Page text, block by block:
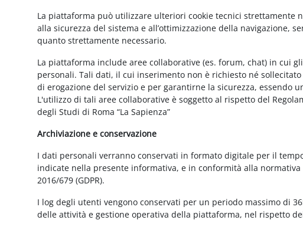
La piattaforma può utilizzare ulteriori cookie tecnici strettamente
alla sicurezza del sistema e all’ottimizzazione della navigazione,
quanto strettamente necessario.
La piattaforma include aree collaborative (es. forum, chat) in cui
personali. Tali dati, il cui inserimento non è richiesto né
di erogazione del servizio e per garantirne la sicurezza, essendo
L'utilizzo di tali aree collaborative è soggetto al rispetto del
degli Studi di Roma “La Sapienza”
Archiviazione e conservazione
I dati personali verranno conservati in formato digitale per il
indicate nella presente informativa, e in conformità alla
2016/679 (GDPR).
I log degli utenti vengono conservati per un periodo massimo di
delle attività e gestione operativa della piattaforma, nel rispetto